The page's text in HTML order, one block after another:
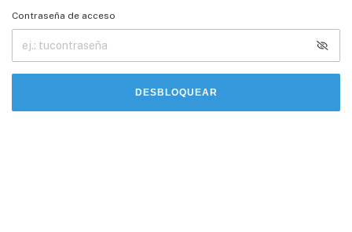
Contraseña de acceso
DESBLOQUEAR